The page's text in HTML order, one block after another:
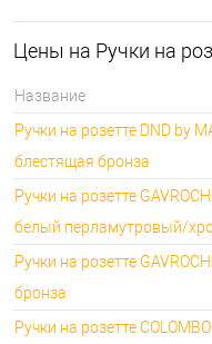
⭐Сейфы:
🔐Домофоны:
⭐Сигнализация AJAX:
🔑
Цены на Ручки на
Название
Ручки на розетте DND by
блестящая бронза
Ручки на розетте
белый перламутровый/
Ручки на розетте
бронза
Ручки на розетте